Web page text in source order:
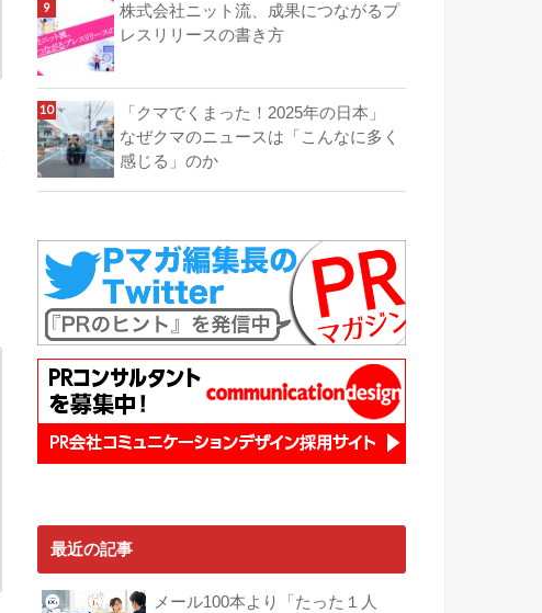
株式会社ニット流、成果につながるプ
レスリリースの書き方
「クマでくまった！2025年の日本」
なぜクマのニュースは「こんなに多く
感じる」のか
最近の記事
メール100本より「たった１人